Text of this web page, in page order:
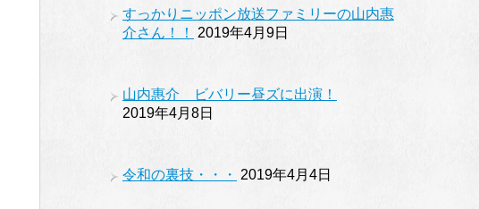
すっかりニッポン放送ファミリーの山内惠
介さん！！
2019年4月9日
山内惠介 ビバリー昼ズに出演！
2019年4月8日
令和の裏技・・・ 2019年4月4日